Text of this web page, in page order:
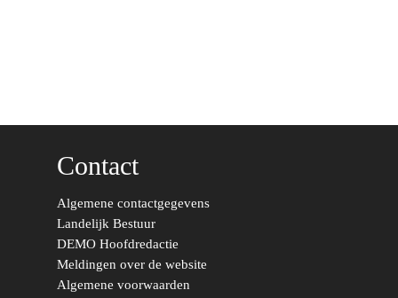
Contact
Algemene contactgegevens
Landelijk Bestuur
DEMO Hoofdredactie
Meldingen over de website
Algemene voorwaarden
Utrecht